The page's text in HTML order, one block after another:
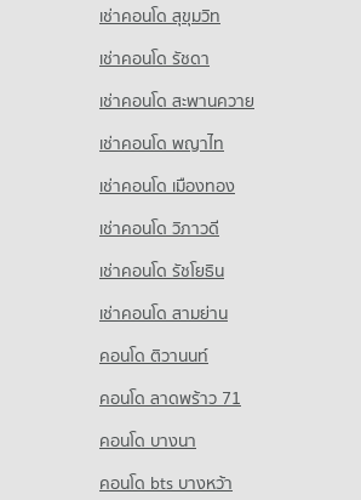
Phuket
เช่าคอนโด สุขุมวิท
เช่าคอนโด รัชดา
เช่าคอนโด สะพานควาย
เช่าคอนโด พญาไท
เช่าคอนโด เมืองทอง
เช่าคอนโด วิภาวดี
เช่าคอนโด รัชโยธิน
เช่าคอนโด สามย่าน
คอนโด ติวานนท์
คอนโด ลาดพร้าว 71
คอนโด บางนา
คอนโด bts บางหว้า